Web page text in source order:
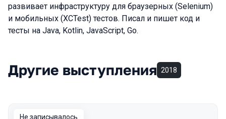
развивает инфраструктуру для браузерных (Selenium)
и мобильных (XCTest) тестов. Писал и пишет код и
тесты на Java, Kotlin, JavaScript, Go.
Другие выступления 2018
Не записывалось